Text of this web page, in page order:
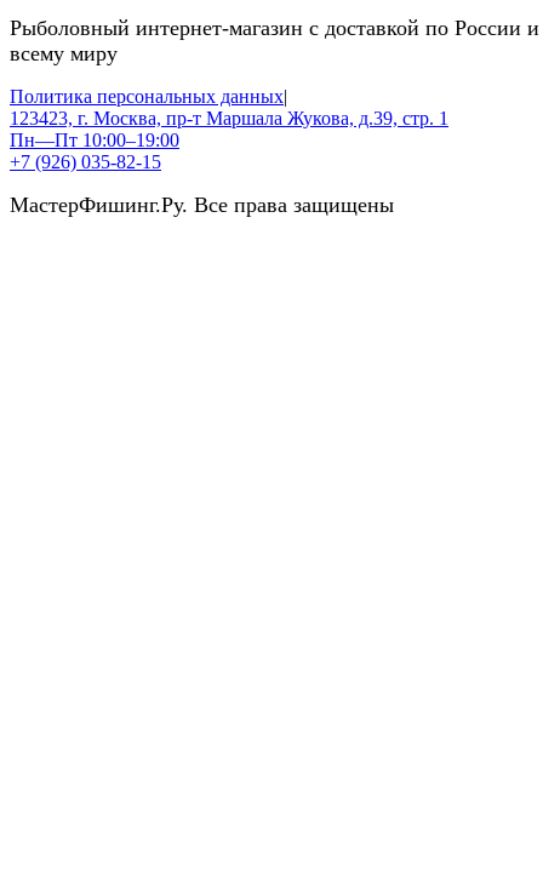
Рыболовный интернет-магазин с доставкой по России и
всему миру
Политика персональных данных|
123423, г. Москва, пр-т Маршала Жукова, д.39, стр. 1
Пн—Пт 10:00–19:00
+7 (926) 035-82-15
МастерФишинг.Ру. Все права защищены